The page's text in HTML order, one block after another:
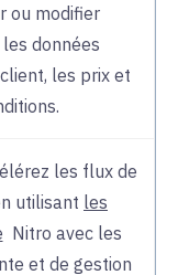
ou modifier
données
les prix et
les flux de
utilisant les
Nitro avec les
et de gestion